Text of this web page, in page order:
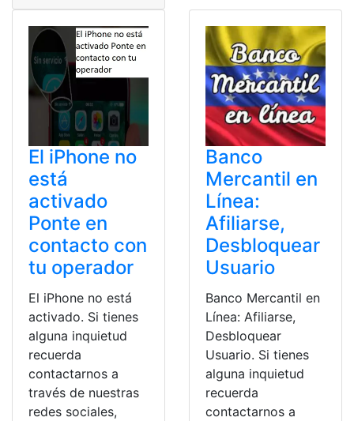
El iPhone no
está
activado
Ponte en
contacto con
tu operador
El iPhone no está
activado. Si tienes
alguna inquietud
recuerda
contactarnos a
través de nuestras
redes sociales,
Banco
Mercantil en
Línea:
Afiliarse,
Desbloquear
Usuario
Banco Mercantil en
Línea: Afiliarse,
Desbloquear
Usuario. Si tienes
alguna inquietud
recuerda
contactarnos a